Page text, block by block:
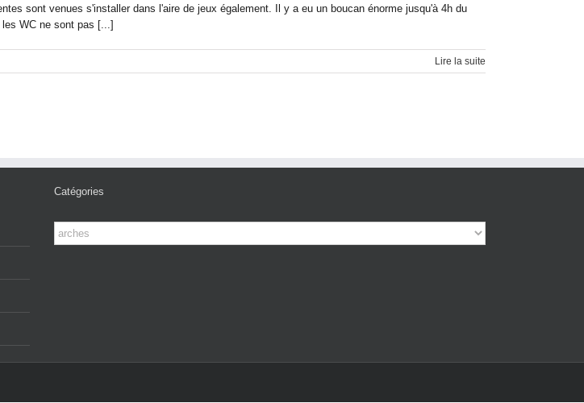
sont venues s'installer dans l'aire de jeux également. Il y a eu un boucan énorme jusqu'à 4h du
WC ne sont pas [...]
Lire la suite
Catégories
Catégories